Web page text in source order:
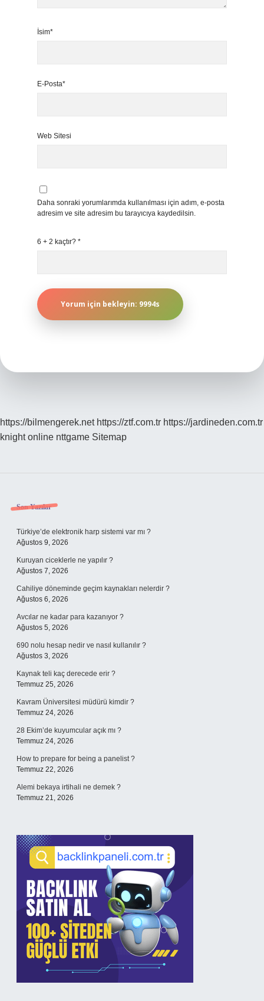
İsim*
E-Posta*
Web Sitesi
Daha sonraki yorumlarımda kullanılması için adım, e-posta
adresim ve site adresim bu tarayıcıya kaydedilsin.
6 + 2 kaçtır? *
https://bilmengerek.net https://ztf.com.tr https://jardineden.com.tr
knight online nttgame Sitemap
Sidebar
Son Yazılar
Türkiye’de elektronik harp sistemi var mı ?
Ağustos 9, 2026
Kuruyan ciceklerle ne yapılır ?
Ağustos 7, 2026
Cahiliye döneminde geçim kaynakları nelerdir ?
Ağustos 6, 2026
Avcılar ne kadar para kazanıyor ?
Ağustos 5, 2026
690 nolu hesap nedir ve nasıl kullanılır ?
Ağustos 3, 2026
Kaynak teli kaç derecede erir ?
Temmuz 25, 2026
Kavram Üniversitesi müdürü kimdir ?
Temmuz 24, 2026
28 Ekim’de kuyumcular açık mı ?
Temmuz 24, 2026
How to prepare for being a panelist ?
Temmuz 22, 2026
Alemi bekaya irtihali ne demek ?
Temmuz 21, 2026